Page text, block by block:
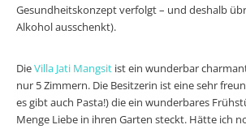
Gesundheitskonzept verfolgt – und deshalb
Alkohol ausschenkt).
DieVilla Jati Mangsit ist ein wunderbar
nur 5 Zimmern. Die Besitzerin ist eine sehr
es gibt auch Pasta!) die ein wunderbares
Menge Liebe in ihren Garten steckt. Hätte ich